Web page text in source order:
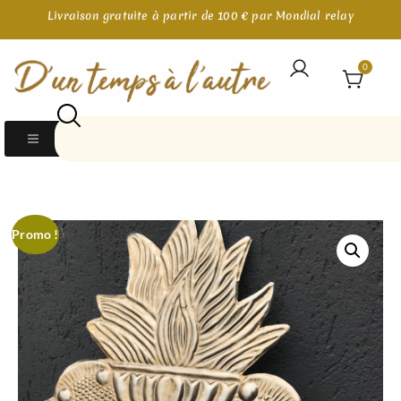
Livraison gratuite à partir de 100 € par Mondial relay
0
Promo !